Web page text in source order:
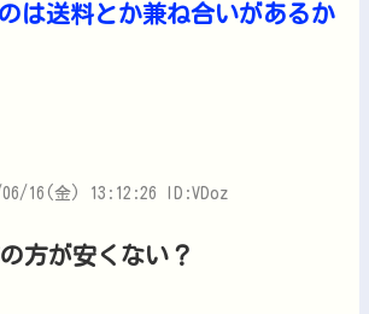
は送料とか兼ね合いがあるか
16(金) 13:12:26 ID:VDoz
方が安くない？